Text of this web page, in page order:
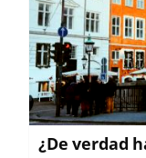
¿De verdad